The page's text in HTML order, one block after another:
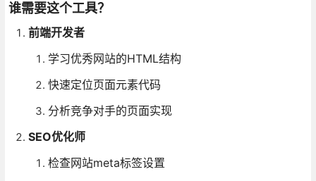
谁需要这个工具？
前端开发者
学习优秀网站的HTML结构
快速定位页面元素代码
分析竞争对手的页面实现
SEO优化师
检查网站meta标签设置